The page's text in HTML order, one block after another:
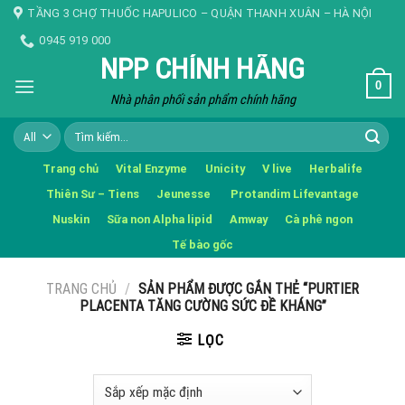
Skip TẦNG 3 CHỢ THUỐC HAPULICO – QUẬN THANH XUÂN – HÀ NỘI
0945 919 000
NPP CHÍNH HÃNG
Nhà phân phối sản phẩm chính hãng
0
Tìm
kiếm:
Trang chủ Vital Enzyme Unicity V live
Herbalife
Thiên Sư – Tiens
Jeunesse
Protandim Lifevantage
Nuskin
Sữa non Alpha lipid Amway
Cà phê ngon
Tế bào gốc
TRANG CHỦ / SẢN PHẨM ĐƯỢC GẮN THẺ “PURTIER
PLACENTA TĂNG CƯỜNG SỨC ĐỀ KHÁNG”
LỌC